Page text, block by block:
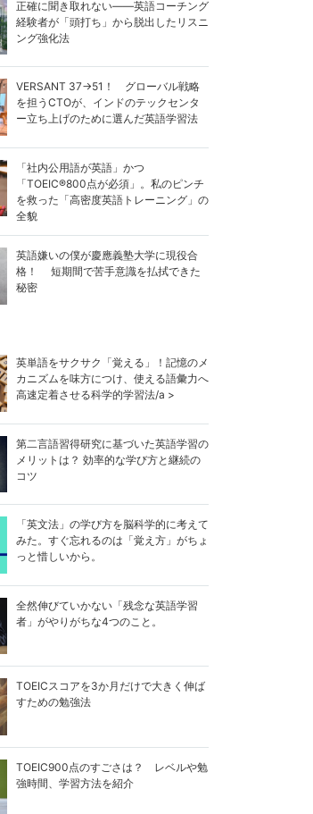
正確に聞き取れない——英語コーチング
経験者が「頭打ち」から脱出したリスニ
ング強化法
VERSANT 37→51！ グローバル戦略
を担うCTOが、インドのテックセンタ
ー立ち上げのために選んだ英語学習法
「社内公用語が英語」かつ
「TOEIC®800点が必須」。私のピンチ
を救った「高密度英語トレーニング」の
全貌
英語嫌いの僕が慶應義塾大学に現役合
格！ 短期間で苦手意識を払拭できた
秘密
英単語をサクサク「覚える」！記憶のメ
カニズムを味方につけ、使える語彙力へ
高速定着させる科学的学習法/a >
第二言語習得研究に基づいた英語学習の
メリットは？ 効率的な学び方と継続の
コツ
「英文法」の学び方を脳科学的に考えて
みた。すぐ忘れるのは「覚え方」がちょ
っと惜しいから。
全然伸びていかない「残念な英語学習
者」がやりがちな4つのこと。
TOEICスコアを3か月だけで大きく伸ば
すための勉強法
TOEIC900点のすごさは？ レベルや勉
強時間、学習方法を紹介